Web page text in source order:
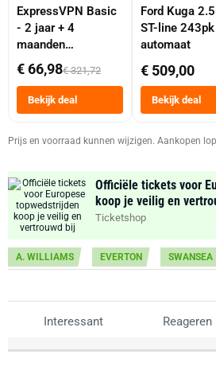
ExpressVPN Basic
- 2 jaar + 4
maanden
abonnement
€ 66,98€ 321,72
Bekijk deal
Ford Kuga
ST-line 243pk
automaat
€ 509,00
Bekijk deal
Prijs en voorraad kunnen wijzigen. Aankopen
Officiële tickets voor
koop je veilig en
Ticketshop
A. WILLIAMS EVERTON SWANSEA
Interessant Reageren